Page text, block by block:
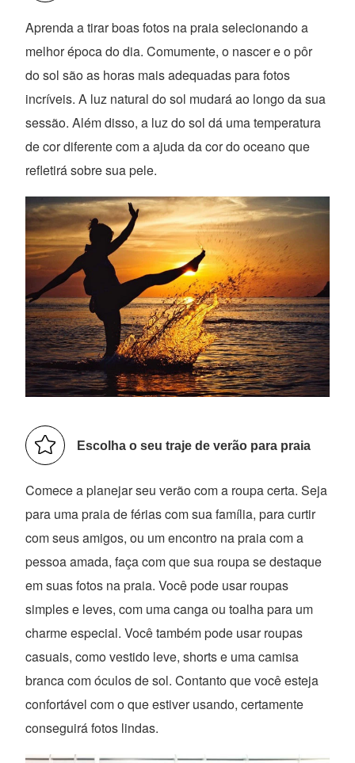
Aprenda a tirar boas fotos na praia selecionando a
melhor época do dia. Comumente, o nascer e o pôr
do sol são as horas mais adequadas para fotos
incríveis. A luz natural do sol mudará ao longo da sua
sessão. Além disso, a luz do sol dá uma temperatura
de cor diferente com a ajuda da cor do oceano que
refletirá sobre sua pele.
Escolha o seu traje de verão para praia
Comece a planejar seu verão com a roupa certa. Seja
para uma praia de férias com sua família, para curtir
com seus amigos, ou um encontro na praia com a
pessoa amada, faça com que sua roupa se destaque
em suas fotos na praia. Você pode usar roupas
simples e leves, com uma canga ou toalha para um
charme especial. Você também pode usar roupas
casuais, como vestido leve, shorts e uma camisa
branca com óculos de sol. Contanto que você esteja
confortável com o que estiver usando, certamente
conseguirá fotos lindas.